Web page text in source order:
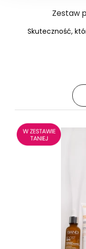
Zestaw
Skuteczność,